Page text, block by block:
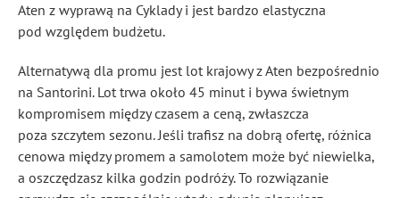
Aten z wyprawą na Cyklady i jest bardzo elastyczna
pod względem budżetu.
Alternatywą dla promu jest lot krajowy z Aten bezpośrednio
na Santorini. Lot trwa około 45 minut i bywa świetnym
kompromisem między czasem a ceną, zwłaszcza
poza szczytem sezonu. Jeśli trafisz na dobrą ofertę, różnica
cenowa między promem a samolotem może być niewielka,
a oszczędzasz kilka godzin podróży. To rozwiązanie